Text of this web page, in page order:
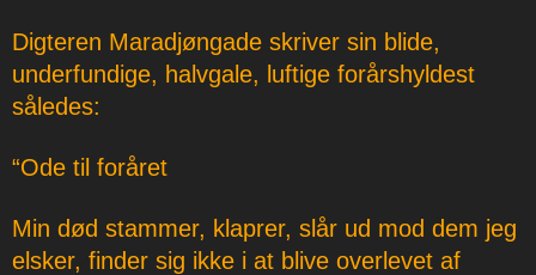
Digteren Maradjøngade skriver sin blide,
underfundige, halvgale, luftige forårshyldest
således:
“Ode til foråret
Min død stammer, klaprer, slår ud mod dem jeg
elsker, finder sig ikke i at blive overlevet af